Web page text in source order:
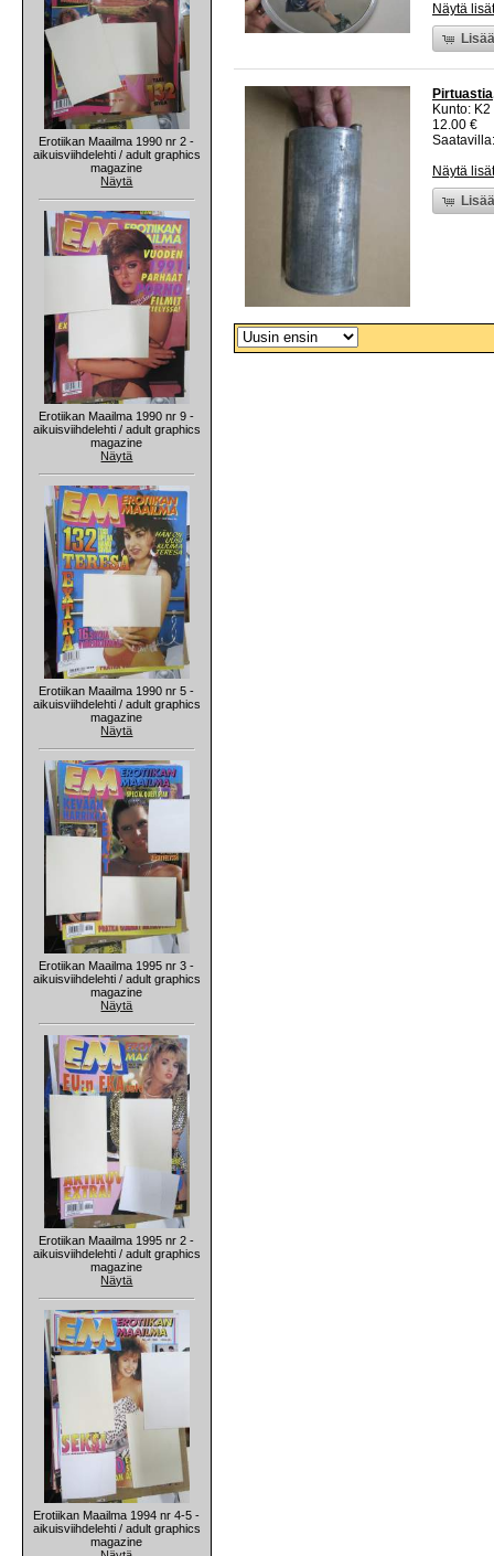
Erotiikan Maailma 1990 nr 2 -
aikuisviihdelehti / adult graphics
magazine
Näytä
Erotiikan Maailma 1990 nr 9 -
aikuisviihdelehti / adult graphics
magazine
Näytä
Erotiikan Maailma 1990 nr 5 -
aikuisviihdelehti / adult graphics
magazine
Näytä
Erotiikan Maailma 1995 nr 3 -
aikuisviihdelehti / adult graphics
magazine
Näytä
Erotiikan Maailma 1995 nr 2 -
aikuisviihdelehti / adult graphics
magazine
Näytä
Erotiikan Maailma 1994 nr 4-5 -
aikuisviihdelehti / adult graphics
magazine
Näytä
Kunto:
12.00 €
Näytä